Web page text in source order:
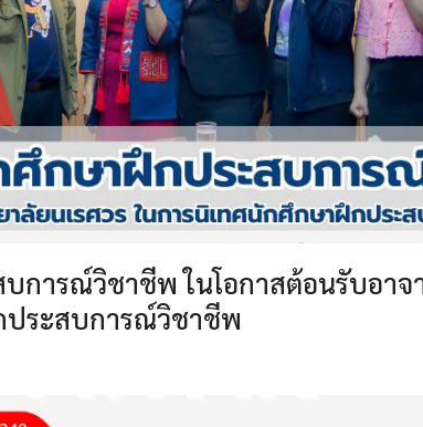
การณ์วิชาชีพ ในโอกาสต้อนรับอาจ
ประสบการณ์วิชาชีพ